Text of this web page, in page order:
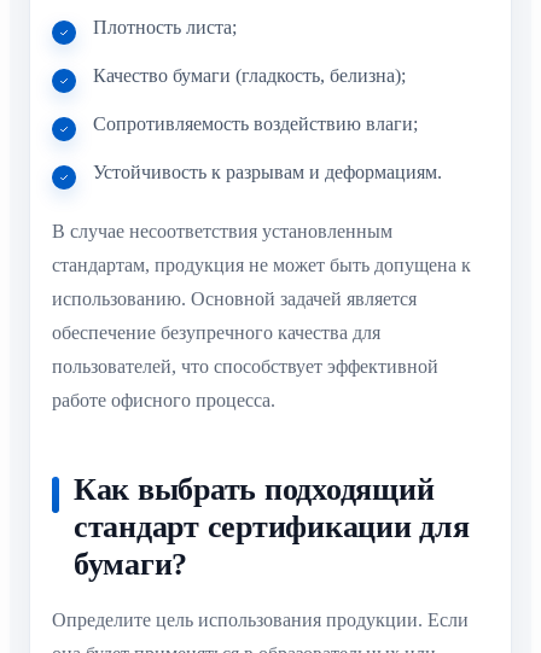
Плотность листа;
Качество бумаги (гладкость, белизна);
Сопротивляемость воздействию влаги;
Устойчивость к разрывам и деформациям.
В случае несоответствия установленным
стандартам, продукция не может быть допущена к
использованию. Основной задачей является
обеспечение безупречного качества для
пользователей, что способствует эффективной
работе офисного процесса.
Как выбрать подходящий
стандарт сертификации для
бумаги?
Определите цель использования продукции. Если